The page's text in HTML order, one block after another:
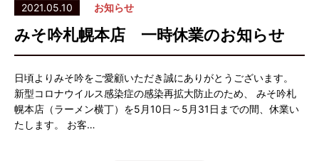
2021.05.10 お知らせ
みそ吟札幌本店 一時休業のお知らせ
日頃よりみそ吟をご愛顧いただき誠にありがとうございます。
新型コロナウイルス感染症の感染再拡大防止のため、 みそ吟札
幌本店（ラーメン横丁）を5月10日～5月31日までの間、休業い
たします。 お客…